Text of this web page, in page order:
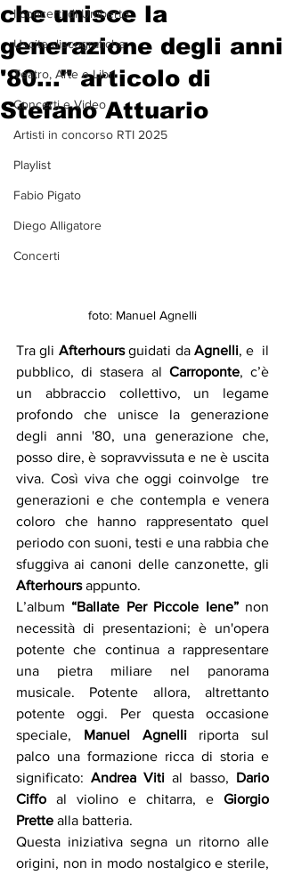
I concerti di Umberto
Uscite discografiche
Teatro, Arte e Libri
Concerti e Video
Artisti in concorso RTI 2025
Playlist
Fabio Pigato
Diego Alligatore
Concerti
che unisce la
generazione degli anni
'80..." articolo di
Stefano Attuario
foto: Manuel Agnelli
Tra gli Afterhours guidati da Agnelli, e  il
pubblico, di stasera al Carroponte, c’è
un abbraccio collettivo, un legame
profondo che unisce la generazione
degli anni '80, una generazione che,
posso dire, è sopravvissuta e ne è uscita
viva. Così viva che oggi coinvolge  tre
generazioni e che contempla e venera
coloro che hanno rappresentato quel
periodo con suoni, testi e una rabbia che
Afterhours appunto.
L’album “Ballate Per Piccole Iene” non
necessità di presentazioni; è un'opera
potente che continua a rappresentare
una pietra miliare nel panorama
musicale. Potente allora, altrettanto
potente oggi. Per questa occasione
speciale, Manuel Agnelli riporta sul
palco una formazione ricca di storia e
significato: Andrea Viti al basso, Dario
Ciffo al violino e chitarra, e Giorgio
Prette alla batteria.
Questa iniziativa segna un ritorno alle
origini, non in modo nostalgico e sterile,